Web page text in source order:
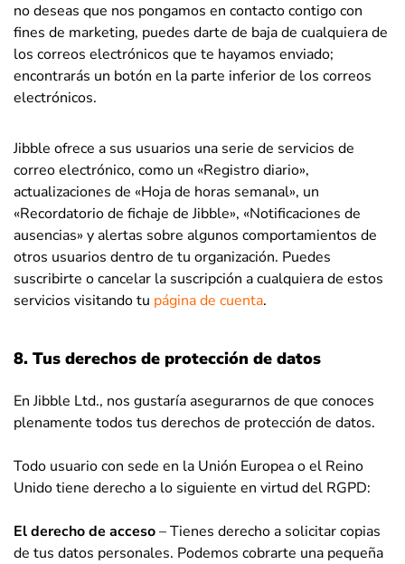
no deseas que nos pongamos en contacto contigo con
fines de marketing, puedes darte de baja de cualquiera de
los correos electrónicos que te hayamos enviado;
encontrarás un botón en la parte inferior de los correos
electrónicos.
Jibble ofrece a sus usuarios una serie de servicios de
correo electrónico, como un «Registro diario»,
actualizaciones de «Hoja de horas semanal», un
«Recordatorio de fichaje de Jibble», «Notificaciones de
ausencias» y alertas sobre algunos comportamientos de
otros usuarios dentro de tu organización. Puedes
suscribirte o cancelar la suscripción a cualquiera de estos
servicios visitando tu página de cuenta.
8. Tus derechos de protección de datos
En Jibble Ltd., nos gustaría asegurarnos de que conoces
plenamente todos tus derechos de protección de datos.
Todo usuario con sede en la Unión Europea o el Reino
Unido tiene derecho a lo siguiente en virtud del RGPD:
El derecho de acceso– Tienes derecho a solicitar copias
de tus datos personales. Podemos cobrarte una pequeña